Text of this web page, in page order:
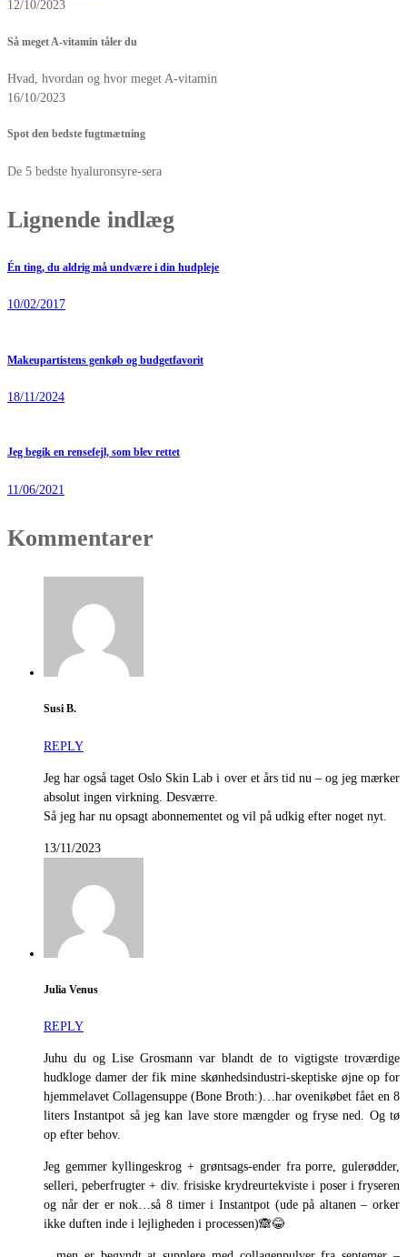
12/10/2023
Så meget A-vitamin tåler du
Hvad, hvordan og hvor meget A-vitamin
16/10/2023
Spot den bedste fugtmætning
De 5 bedste hyaluronsyre-sera
Lignende indlæg
Én ting, du aldrig må undvære i din hudpleje
10/02/2017
Makeupartistens genkøb og budgetfavorit
18/11/2024
Jeg begik en rensefejl, som blev rettet
11/06/2021
Kommentarer
Susi B.
REPLY
Jeg har også taget Oslo Skin Lab i over et års tid nu – og jeg mærker
absolut ingen virkning. Desværre.
Så jeg har nu opsagt abonnementet og vil på udkig efter noget nyt.
13/11/2023
Julia Venus
REPLY
Juhu du og Lise Grosmann var blandt de to vigtigste troværdige
hudkloge damer der fik mine skønhedsindustri-skeptiske øjne op for
hjemmelavet Collagensuppe (Bone Broth:)…har ovenikøbet fået en 8
liters Instantpot så jeg kan lave store mængder og fryse ned. Og tø
op efter behov.
Jeg gemmer kyllingeskrog + grøntsags-ender fra porre, gulerødder,
selleri, peberfrugter + div. frisiske krydreurtekviste i poser i fryseren
og når der er nok…så 8 timer i Instantpot (ude på altanen – orker
ikke duften inde i lejligheden i processen)🙈😂